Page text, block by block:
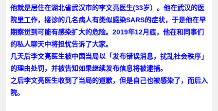
他就是居住在湖北省武汉市的李文亮医生(33岁）。他在武汉的医
院里工作，接诊的几名病人有类似感染SARS的症状，于是他在早
期察觉到可能有感染扩大的危险。2019年12月底，他在和同事们
的私人聊天中将担忧告诉了大家。
几天后李文亮医生被中国当局以「发布错误消息，扰乱社会秩序」
的理由处罚，并被告知如果继续发布信息将被逮捕。
之后李文亮医生收到了当局的道歉，但是自己也被感染了，而后入
院。